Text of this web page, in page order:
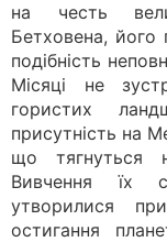
на честь
Бетховена,
подібність
Місяці не
гористих
присутність на
що тягнуться
Вивчення їх
утворилися
остигання